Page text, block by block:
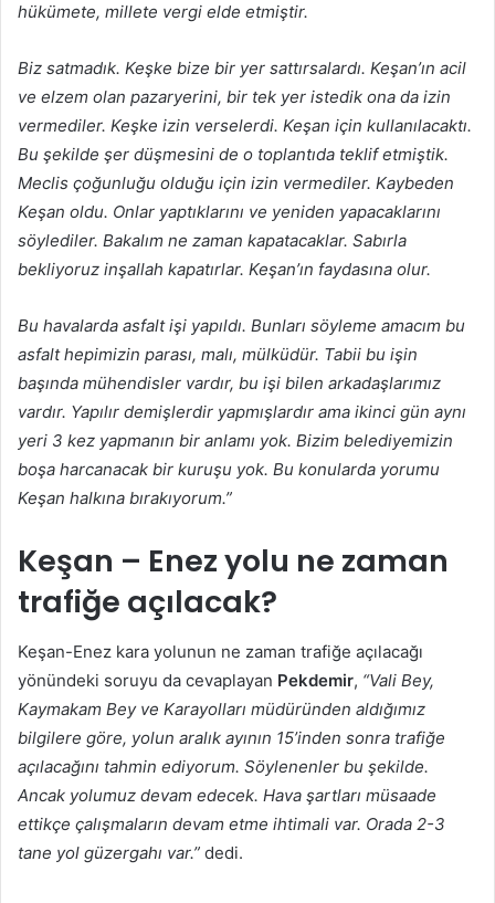
hükümete, millete vergi elde etmiştir.
Biz satmadık. Keşke bize bir yer sattırsalardı. Keşan’ın acil
ve elzem olan pazaryerini, bir tek yer istedik ona da izin
vermediler. Keşke izin verselerdi. Keşan için kullanılacaktı.
Bu şekilde şer düşmesini de o toplantıda teklif etmiştik.
Meclis çoğunluğu olduğu için izin vermediler. Kaybeden
Keşan oldu. Onlar yaptıklarını ve yeniden yapacaklarını
söylediler. Bakalım ne zaman kapatacaklar. Sabırla
bekliyoruz inşallah kapatırlar. Keşan’ın faydasına olur.
Bu havalarda asfalt işi yapıldı. Bunları söyleme amacım bu
asfalt hepimizin parası, malı, mülküdür. Tabii bu işin
başında mühendisler vardır, bu işi bilen arkadaşlarımız
vardır. Yapılır demişlerdir yapmışlardır ama ikinci gün aynı
yeri 3 kez yapmanın bir anlamı yok. Bizim belediyemizin
boşa harcanacak bir kuruşu yok. Bu konularda yorumu
Keşan halkına bırakıyorum.”
Keşan – Enez yolu ne zaman
trafiğe açılacak?
Keşan-Enez kara yolunun ne zaman trafiğe açılacağı
yönündeki soruyu da cevaplayan Pekdemir, “Vali Bey,
Kaymakam Bey ve Karayolları müdüründen aldığımız
bilgilere göre, yolun aralık ayının 15’inden sonra trafiğe
açılacağını tahmin ediyorum. Söylenenler bu şekilde.
Ancak yolumuz devam edecek. Hava şartları müsaade
ettikçe çalışmaların devam etme ihtimali var. Orada 2-3
tane yol güzergahı var.” dedi.